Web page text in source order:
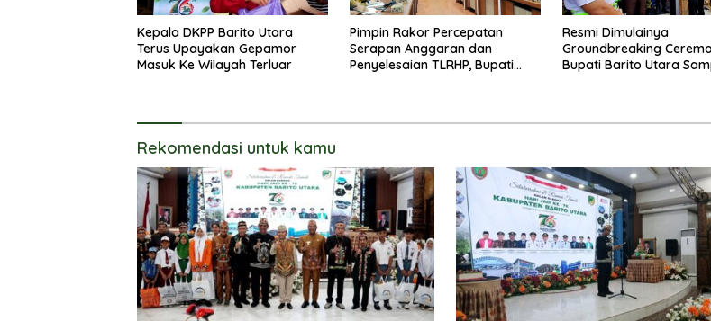
Kepala DKPP Barito Utara
Terus Upayakan Gepamor
Masuk Ke Wilayah Terluar
Pimpin Rakor Percepatan
Serapan Anggaran dan
Penyelesaian TLRHP, Bupati
Resmi Dimulainya
Groundbreaking
Bupati Barito Utara
Rekomendasi untuk kamu